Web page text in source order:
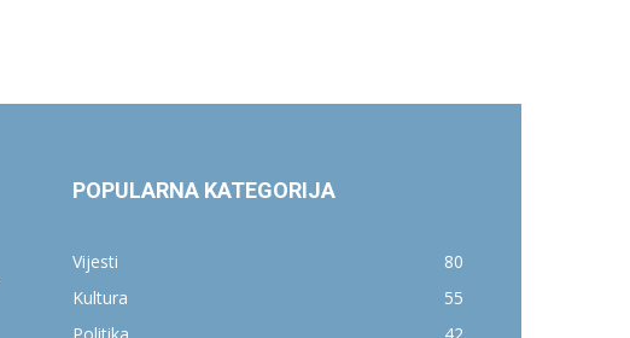
POPULARNA KATEGORIJA
Vijesti
80
Kultura
55